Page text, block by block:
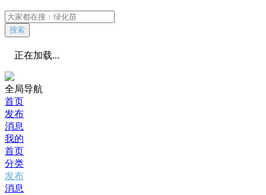
搜索
正在加载...
全局导航
首页
发布
消息
我的
首页
分类
发布
消息